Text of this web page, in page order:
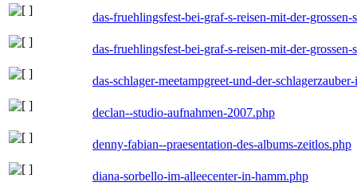
das-fruehlingsfest-bei-graf-s-reisen-mit-der-
das-fruehlingsfest-bei-graf-s-reisen-mit-der-
das-schlager-meetampgreet-und-der-
declan--studio-aufnahmen-2007.php
denny-fabian--praesentation-des-albums-zeitlos.php
diana-sorbello-im-alleecenter-in-hamm.php